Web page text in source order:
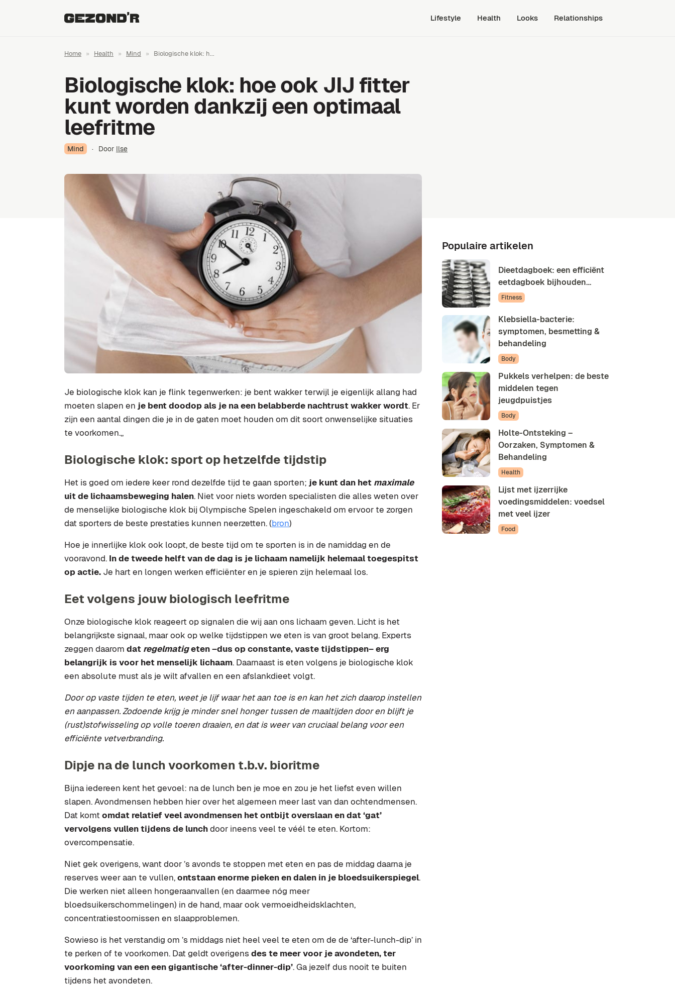
Lifestyle Health Looks Relationships
Home » Health » Mind » Biologische klok: h...
Biologische klok: hoe ook JIJ fitter
kunt worden dankzij een optimaal
leefritme
Mind · Door Ilse
Je biologische klok kan je flink tegenwerken: je bent wakker terwijl je eigenlijk allang had
moeten slapen en je bent doodop als je na een belabberde nachtrust wakker wordt. Er
zijn een aantal dingen die je in de gaten moet houden om dit soort onwenselijke situaties
te voorkomen.,,
Biologische klok: sport op hetzelfde tijdstip
Het is goed om iedere keer rond dezelfde tijd te gaan sporten; je kunt dan het maximale
uit de lichaamsbeweging halen. Niet voor niets worden specialisten die alles weten over
de menselijke biologische klok bij Olympische Spelen ingeschakeld om ervoor te zorgen
dat sporters de beste prestaties kunnen neerzetten. (bron)
Hoe je innerlijke klok ook loopt, de beste tijd om te sporten is in de namiddag en de
vooravond. In de tweede helft van de dag is je lichaam namelijk helemaal toegespitst
op actie. Je hart en longen werken efficiënter en je spieren zijn helemaal los.
Eet volgens jouw biologisch leefritme
Onze biologische klok reageert op signalen die wij aan ons lichaam geven. Licht is het
belangrijkste signaal, maar ook op welke tijdstippen we eten is van groot belang. Experts
zeggen daarom dat regelmatigeten –dus op constante, vaste tijdstippen– erg
belangrijk is voor het menselijk lichaam. Daarnaast is eten volgens je biologische klok
een absolute must als je wilt afvallen en een afslankdieet volgt.
Door op vaste tijden te eten, weet je lijf waar het aan toe is en kan het zich daarop instellen
en aanpassen. Zodoende krijg je minder snel honger tussen de maaltijden door en blijft je
(rust)stofwisseling op volle toeren draaien, en dat is weer van cruciaal belang voor een
efficiënte vetverbranding.
Dipje na de lunch voorkomen t.b.v. bioritme
Bijna iedereen kent het gevoel: na de lunch ben je moe en zou je het liefst even willen
slapen. Avondmensen hebben hier over het algemeen meer last van dan ochtendmensen.
Dat komt omdat relatief veel avondmensen het ontbijt overslaan en dat ‘gat’
vervolgens vullen tijdens de lunchdoor ineens veel te véél te eten. Kortom:
overcompensatie.
Niet gek overigens, want door ’s avonds te stoppen met eten en pas de middag daarna je
reserves weer aan te vullen,ontstaan enorme pieken en dalen in je bloedsuikerspiegel.
Die werken niet alleen hongeraanvallen (en daarmee nóg meer
bloedsuikerschommelingen) in de hand, maar ook vermoeidheidsklachten,
concentratiestoornissen en slaapproblemen.
Sowieso is het verstandig om ’s middags niet heel veel te eten om de de ‘after-lunch-dip’ in
te perken of te voorkomen. Dat geldt overigensdes te meer voor je avondeten, ter
voorkoming van een een gigantische ‘after-dinner-dip’. Ga jezelf dus nooit te buiten
tijdens het avondeten.
Populaire artikelen
Dieetdagboek: een efficiënt
eetdagboek bijhouden…
Fitness
Klebsiella-bacterie:
symptomen, besmetting &
behandeling
Body
Pukkels verhelpen: de beste
middelen tegen
jeugdpuistjes
Body
Holte-Ontsteking –
Oorzaken, Symptomen &
Behandeling
Health
Lijst met ijzerrijke
voedingsmiddelen: voedsel
met veel ijzer
Food